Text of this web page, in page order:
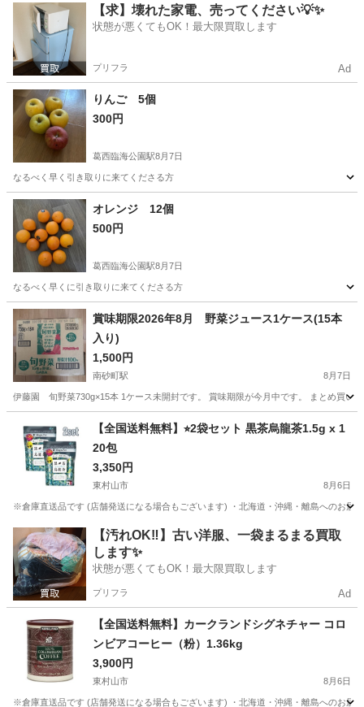
東京 世田谷区 用賀駅 食品 詰め合わせ
【求】壊れた家電、売ってください💡✨
状態が悪くてもOK！最大限買取します
プリフラ Ad
りんご 5個
300円
葛西臨海公園駅8月7日
なるべく早く引き取りに来てくださる方
東京 江戸川区 葛西臨海公園駅
オレンジ 12個
500円
葛西臨海公園駅8月7日
なるべく早くに引き取りに来てくださる方
東京 江戸川区 葛西臨海公園駅 食品
賞味期限2026年8月 野菜ジュース1ケース(15本
入り)
1,500円
南砂町駅 8月7日
伊藤園 旬野菜730g×15本 1ケース未開封です。 賞味期限が今月中です。 まとめ買い
南砂町駅 食品
【全国送料無料】⭐︎2袋セット 黒茶烏龍茶1.5g x 1
20包
3,350円
東村山市 8月6日
※倉庫直送品です (店舗発送になる場合もございます) ・北海道・沖縄・離島へのお届
東京 東村山市 食品 烏龍茶
【汚れOK‼️】古い洋服、一袋まるまる買取
します✨
状態が悪くてもOK！最大限買取します
プリフラ Ad
【全国送料無料】カークランドシグネチャー コロ
ンビアコーヒー（粉）1.36kg
3,900円
東村山市 8月6日
※倉庫直送品です (店舗発送になる場合もございます) ・北海道・沖縄・離島へのお届